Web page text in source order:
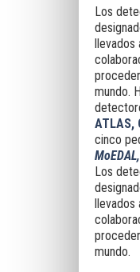
Los
llevados
mundo.
ATLAS,
cinco
Los
llevados
mundo.